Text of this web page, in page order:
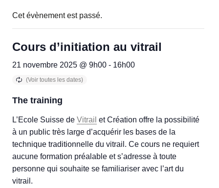
Cet évènement est passé.
Cours d’initiation au vitrail
21 novembre 2025 @ 9h00 - 16h00
The training
L’Ecole Suisse de Vitrail et Création offre la possibilité
à un public très large d’acquérir les bases de la
technique traditionnelle du vitrail. Ce cours ne requiert
aucune formation préalable et s’adresse à toute
personne qui souhaite se familiariser avec l’art du
vitrail.